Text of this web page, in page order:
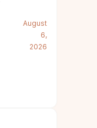
August
6,
2026